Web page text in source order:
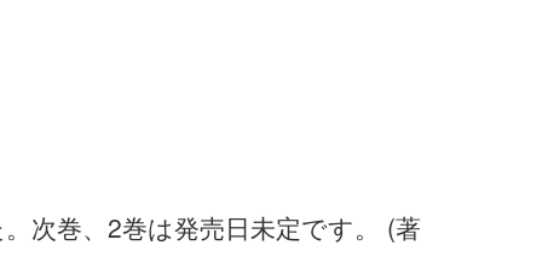
次巻、2巻は発売日未定です。 (著